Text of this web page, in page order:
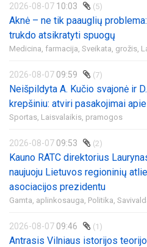
2026-08-07 10:03 (5)
Aknė – ne tik paauglių
trukdo atsikratyti spuogų
Medicina, farmacija, Sveikata, grožis,
2026-08-07 09:59 (7)
Neišpildyta A. Kučio svajonė ir
krepšiniu: atviri pasakojimai
Sportas, Laisvalaikis, pramogos
2026-08-07 09:53 (2)
Kauno RATC direktorius
naujuoju Lietuvos regioninių
asociacijos prezidentu
Gamta, aplinkosauga, Politika,
2026-08-07 09:46 (1)
Antrasis Vilniaus istorijos